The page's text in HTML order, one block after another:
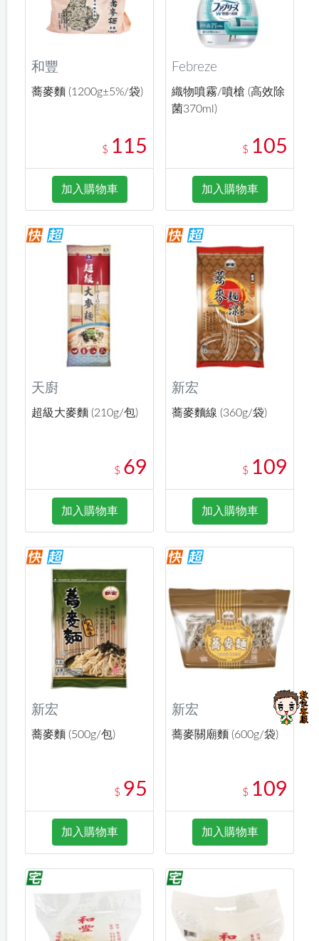
和豐
蕎麥麵 (1200g±5%/袋)
$ 115
加入購物車
Febreze
織物噴霧/噴槍 (高效除
菌370ml)
$ 105
加入購物車
天廚
超級大麥麵 (210g/包)
$ 69
加入購物車
新宏
蕎麥麵線 (360g/袋)
$ 109
加入購物車
新宏
蕎麥麵 (500g/包)
$ 95
加入購物車
新宏
蕎麥關廟麵 (600g/袋)
$ 109
加入購物車